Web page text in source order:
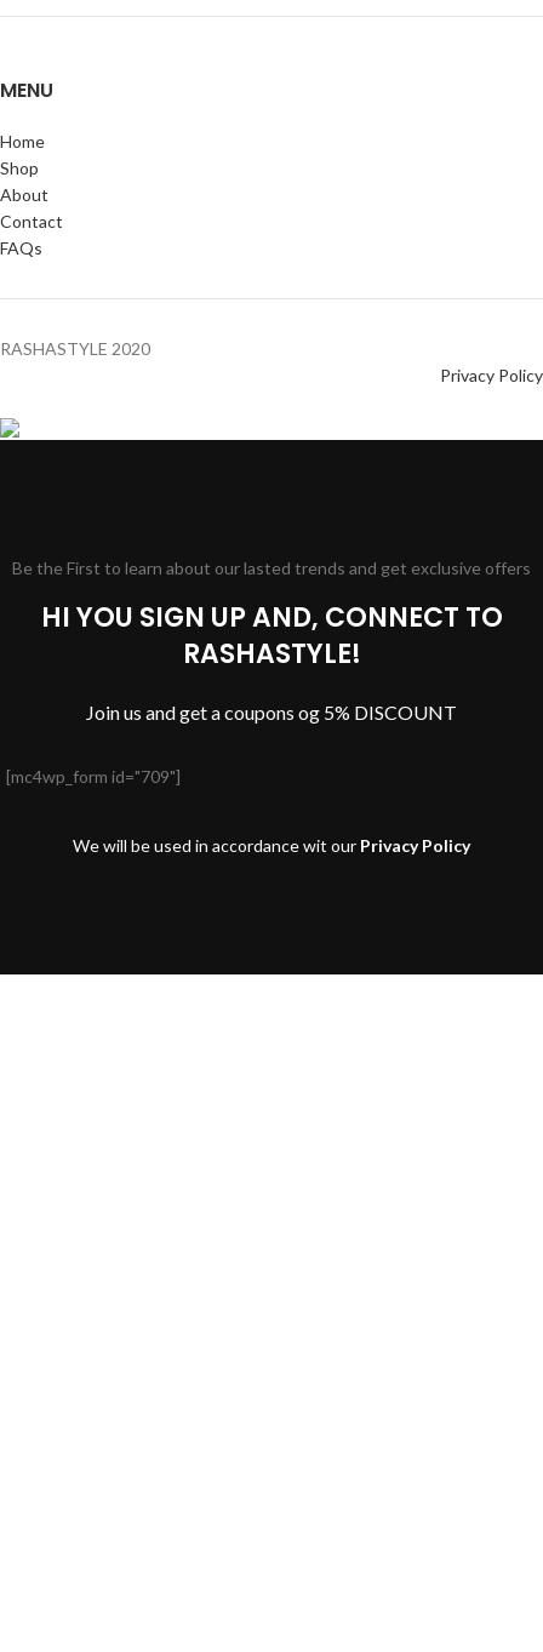
MENU
Home
Shop
About
Contact
FAQs
RASHASTYLE 2020
Privacy Policy
Be the First to learn about our lasted trends and get exclusive offers
HI YOU SIGN UP AND, CONNECT TO
RASHASTYLE!
Join us and get a coupons og 5% DISCOUNT
[mc4wp_form id="709"]
We will be used in accordance wit our Privacy Policy